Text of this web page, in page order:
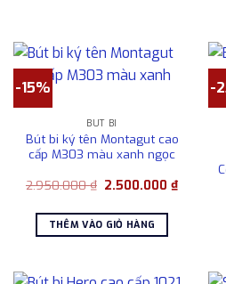
-15%
BÚT BI
Bút bi ký tên Montagut cao
cấp M303 màu xanh ngọc
2.950.000₫ Giá
2.950.000 ₫.
2.500.000₫Giá
hiện
THÊM VÀO GIỎ HÀNG
-